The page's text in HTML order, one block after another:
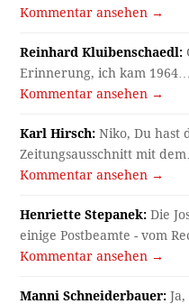
Kommentar ansehen →
Reinhard Kluibenschaedl:
Erinnerung, ich kam 1964…
Kommentar ansehen →
Karl Hirsch: Niko, Du hast
Zeitungsausschnitt mit
Kommentar ansehen →
Henriette Stepanek: Die
einige Postbeamte - vom
Kommentar ansehen →
Manni Schneiderbauer: